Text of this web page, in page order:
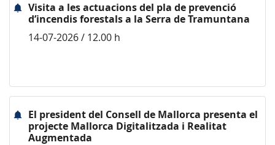
Visita a les actuacions del pla de prevenció
d’incendis forestals a la Serra de Tramuntana
14-07-2026 / 12.00 h
El president del Consell de Mallorca presenta el
projecte Mallorca Digitalitzada i Realitat
Augmentada